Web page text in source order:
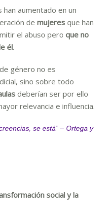
aumentado en un
de mujeres que han
el abuso pero que no
él.
género no es
sino sobre todo
deberían ser por ello
relevancia e influencia.
se está” – Ortega y
social y la